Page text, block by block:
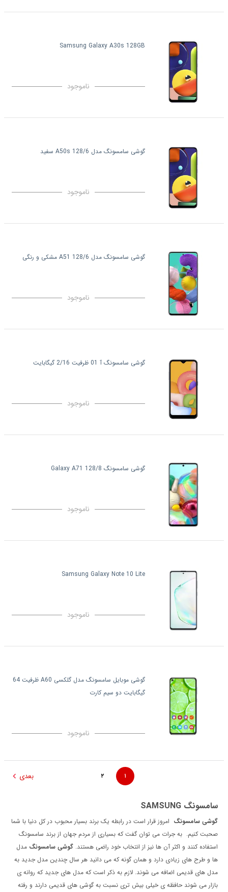
Samsung Galaxy A30s 128GB
ناموجود
گوشی سامسونگ مدل A50s 128/6 سفید
ناموجود
گوشی سامسونگ مدل 128/6 A51 مشکی و رنگی
ناموجود
گوشی سامسونگ آ 01 ظرفیت 2/16 گیگابایت
ناموجود
گوشی سامسونگ Galaxy A71 128/8
ناموجود
Samsung Galaxy Note 10 Lite
ناموجود
گوشی موبایل سامسونگ مدل گلکسی A60 ظرفیت 64
گیگابایت دو سیم کارت
ناموجود
۱ ۲ بعدی
سامسونگ SAMSUNG
گوشی سامسونگ امروز قرار است در رابطه یک برند بسیار محبوب در کل دنیا با شما
صحبت کنیم. به جرات می توان گفت که بسیاری از مردم جهان از برند سامسونگ
استفاده کنند و اکثر آن ها نیز از انتخاب خود راضی هستند. گوشی سامسونگ مدل
ها و طرح های زیادی دارد و همان گونه که می دانید هر سال چندین مدل جدید به
مدل های قدیمی اضافه می شوند. لازم به ذکر است که مدل های جدید که روانه ی
بازار می شوند حافظه ی خیلی بیش تری نسبت به گوشی های قدیمی دارند و رفته